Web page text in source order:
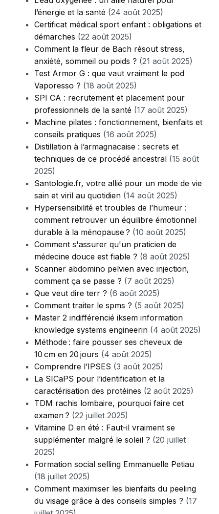
l’énergie et la santé (24 août 2025)
Certificat médical sport enfant : obligations et
démarches (22 août 2025)
Comment la fleur de Bach résout stress,
anxiété, sommeil ou poids ? (21 août 2025)
Test Armor G : que vaut vraiment le pod
Vaporesso ? (18 août 2025)
SPI CA : recrutement et placement pour
professionnels de la santé (17 août 2025)
Machine pilates : fonctionnement, bienfaits et
conseils pratiques (16 août 2025)
Distillation à l’armagnacaise : secrets et
techniques de ce procédé ancestral (15 août
2025)
Santologie.fr, votre allié pour un mode de vie
sain et viril au quotidien (14 août 2025)
Hypersensibilité et troubles de l’humeur :
comment retrouver un équilibre émotionnel
durable à la ménopause ? (10 août 2025)
Comment s'assurer qu'un praticien de
médecine douce est fiable ? (8 août 2025)
Scanner abdomino pelvien avec injection,
comment ça se passe ? (7 août 2025)
Que veut dire terr ? (6 août 2025)
Comment traiter le spms ? (5 août 2025)
Master 2 indifférencié iksem information
knowledge systems engineerin (4 août 2025)
Méthode : faire pousser ses cheveux de
10 cm en 20 jours (4 août 2025)
Comprendre l’IPSES (3 août 2025)
La SICaPS pour l’identification et la
caractérisation des protéines (2 août 2025)
TDM rachis lombaire, pourquoi faire cet
examen ? (22 juillet 2025)
Vitamine D en été : Faut-il vraiment se
supplémenter malgré le soleil ? (20 juillet
2025)
Formation social selling Emmanuelle Petiau
(18 juillet 2025)
Comment maximiser les bienfaits du peeling
du visage grâce à des conseils simples ? (17